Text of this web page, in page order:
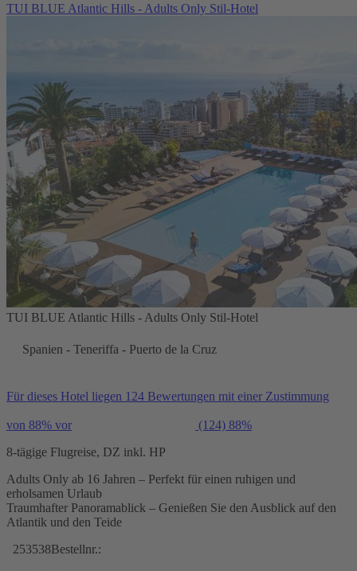
TUI BLUE Atlantic Hills - Adults Only Stil-Hotel
TUI BLUE Atlantic Hills - Adults Only Stil-Hotel
Spanien - Teneriffa - Puerto de la Cruz
Für dieses Hotel liegen 124 Bewertungen mit einer Zustimmung
von 88% vor (124) 88%
8-tägige Flugreise, DZ inkl. HP
Adults Only ab 16 Jahren – Perfekt für einen ruhigen und
erholsamen Urlaub
Traumhafter Panoramablick – Genießen Sie den Ausblick auf den
Atlantik und den Teide
253538Bestellnr.: